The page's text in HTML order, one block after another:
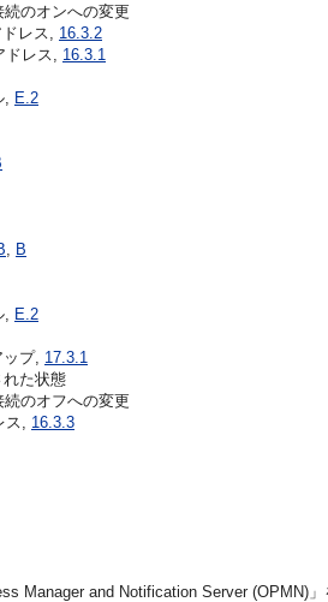
のオンへの変更
レス, 16.3.2
レス, 16.3.1
E.2
B
E.2
プ, 17.3.1
た状態
のオフへの変更
ス, 16.3.3
Manager and Notification Server (OPMN)」